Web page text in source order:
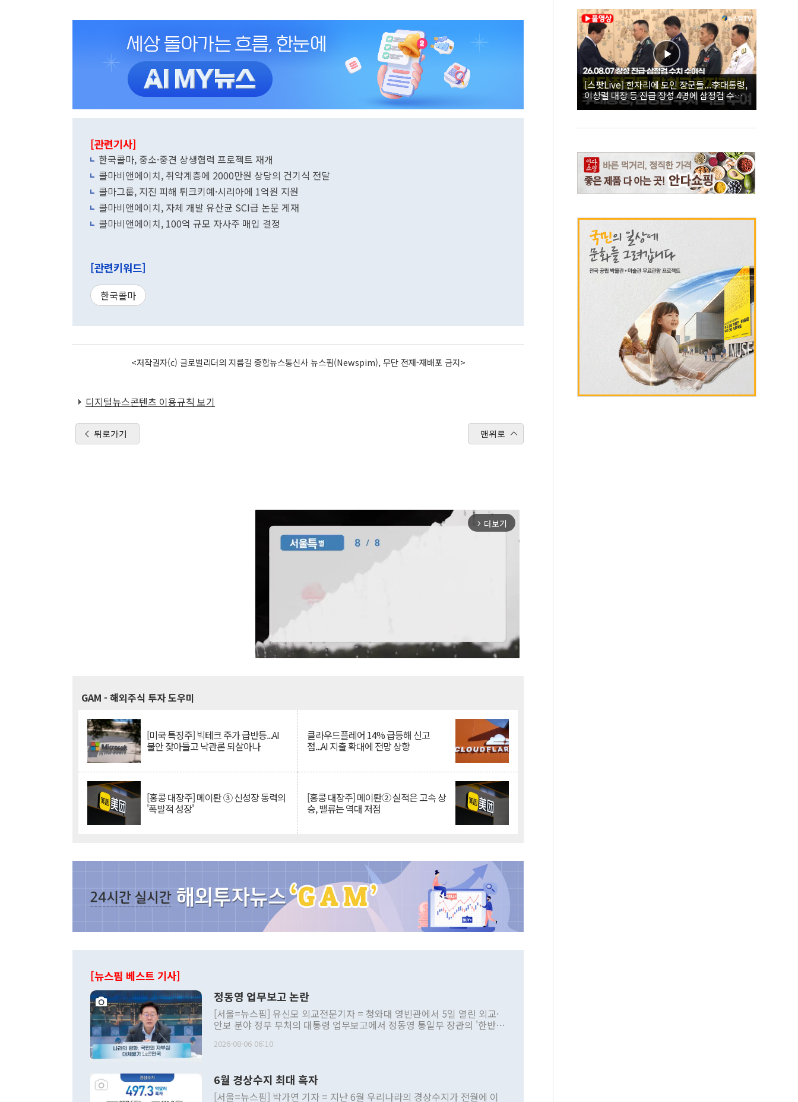
[관련기사]
한국콜마, 중소·중견 상생협력 프로젝트 재개
콜마비앤에이치, 취약계층에 2000만원 상당의 건기식 전달
콜마그룹, 지진 피해 튀크키예·시리아에 1억원 지원
콜마비앤에이치, 자체 개발 유산균 SCI급 논문 게재
콜마비앤에이치, 100억 규모 자사주 매입 결정
[관련키워드]
한국콜마
<저작권자(c) 글로벌리더의 지름길 종합뉴스통신사 뉴스핌(Newspim), 무단 전재-재배포 금지>
디지털뉴스콘텐츠 이용규칙 보기
뒤로가기 맨위로
arrow_forward_ios 더보기
GAM - 해외주식 투자 도우미
[미국 특징주] 빅테크 주가 급반등...AI
불안 잦아들고 낙관론 되살아나
클라우드플레어 14% 급등해 신고
점...AI 지출 확대에 전망 상향
[홍콩 대장주] 메이퇀 ③ 신성장 동력의
'폭발적 성장'
[홍콩 대장주] 메이퇀② 실적은 고속 상
승, 밸류는 역대 저점
[뉴스핌 베스트 기사]
정동영 업무보고 논란
[서울=뉴스핌] 유신모 외교전문기자 = 청와대 영빈관에서 5일 열린 외교·
안보 분야 정부 부처의 대통령 업무보고에서 정동영 통일부 장관의 '한반도
발언 중에는 정부 내 조율을 거치지 않은 사안을 정책으로 추진하겠다고 공
주의적 희망에 근거한 비현실적 구상'이라는 비판을 내놨다. 그동안 정 장
관의 대북 정책 관련 발언이 물의를 빚은 적은 여러 번 있지만 대통령과 유
2026-08-06 06:10
6월 경상수지 최대 흑자
[서울=뉴스핌] 박가연 기자 = 지난 6월 우리나라의 경상수지가 전월에 이
[스팟Live] 한자리에 모인 장군들...李대통령,
이상렬 대장 등 진급 장성 4명에 삼정검 수치
직접 수여｜26.08.07 장성 진급·삼정검 수치